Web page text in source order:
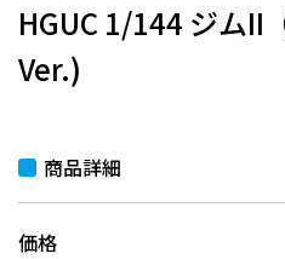
HGUC 1/144 ジムII
Ver.)
商品詳細
価格